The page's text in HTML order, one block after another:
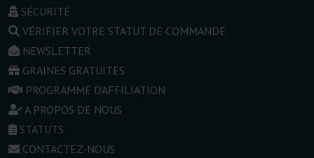
SÉCURITÉ
VÉRIFIER VOTRE STATUT DE COMMANDE
NEWSLETTER
GRAINES GRATUITES
PROGRAMME D'AFFILIATION
A PROPOS DE NOUS
STATUTS
CONTACTEZ-NOUS